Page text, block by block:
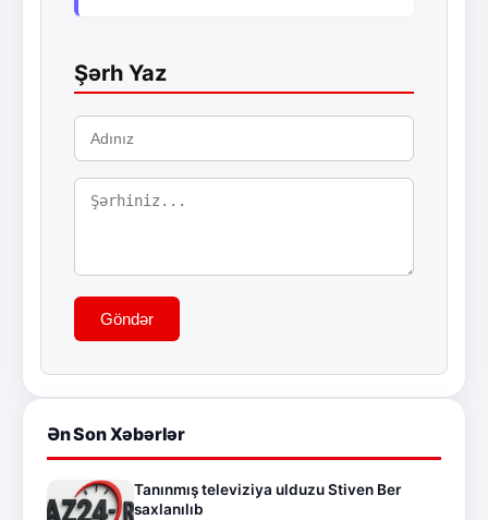
Şərh Yaz
Göndər
Ən Son Xəbərlər
Tanınmış televiziya ulduzu Stiven Ber
saxlanılıb